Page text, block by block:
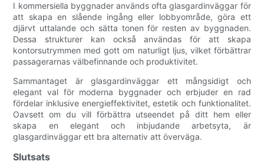
I kommersiella byggnader används ofta glasgardinväggar för
att skapa en slående ingång eller lobbyområde, göra ett
djärvt uttalande och sätta tonen för resten av byggnaden.
Dessa strukturer kan också användas för att skapa
kontorsutrymmen med gott om naturligt ljus, vilket förbättrar
passagerarnas välbefinnande och produktivitet.
Sammantaget är glasgardinväggar ett mångsidigt och
elegant val för moderna byggnader och erbjuder en rad
fördelar inklusive energieffektivitet, estetik och funktionalitet.
Oavsett om du vill förbättra utseendet på ditt hem eller
skapa en elegant och inbjudande arbetsyta, är
glasgardinväggar ett bra alternativ att överväga.
Slutsats